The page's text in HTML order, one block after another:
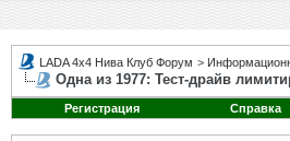
LADA 4x4 Нива Клуб Форум >
Одна из 1977: Тест-драйв
Регистрация Справка